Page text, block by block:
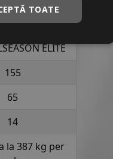
ELITE
155
65
14
la 387 kg per
TOATE